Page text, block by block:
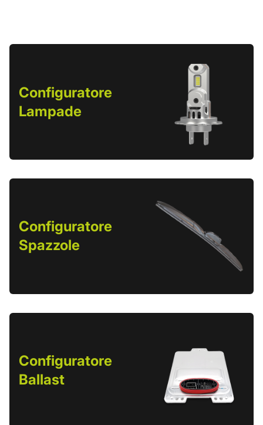
Configuratore
Lampade
Configuratore
Spazzole
Configuratore
Ballast